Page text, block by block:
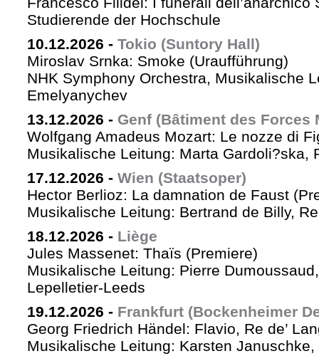
Studierende der Hochschule
10.12.2026 - Tokio (Suntory Hall)
Miroslav Srnka: Smoke (Uraufführung)
NHK Symphony Orchestra, Musikalische
Emelyanychev
13.12.2026 - Genf (Bâtiment des Forces
Wolfgang Amadeus Mozart: Le nozze di
Musikalische Leitung: Marta Gardoli?ska,
17.12.2026 - Wien (Staatsoper)
Hector Berlioz: La damnation de Faust
Musikalische Leitung: Bertrand de Billy,
18.12.2026 - Liège
Jules Massenet: Thaïs (Premiere)
Musikalische Leitung: Pierre
Lepelletier-Leeds
19.12.2026 - Frankfurt (Bockenheimer
Georg Friedrich Händel: Flavio, Re de’
Musikalische Leitung: Karsten